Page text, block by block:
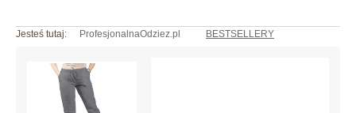
MEDYCZNA
ART. JEDNORAZOWE
Jesteś tutaj: ProfesjonalnaOdziez.pl BESTSELLERY